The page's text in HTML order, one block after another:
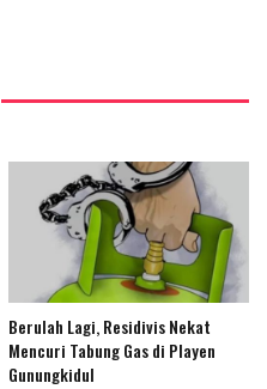
Berulah Lagi, Residivis Nekat
Mencuri Tabung Gas di Playen
Gunungkidul